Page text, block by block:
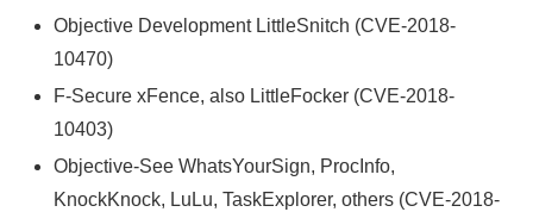
Objective Development LittleSnitch (CVE-2018-
10470)
F-Secure xFence, also LittleFocker (CVE-2018-
10403)
Objective-See WhatsYourSign, ProcInfo,
KnockKnock, LuLu, TaskExplorer, others (CVE-2018-